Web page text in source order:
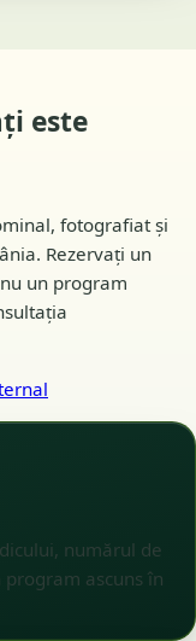
este
fotografiat și
Rezervați un
un program
numărul de
ascuns în